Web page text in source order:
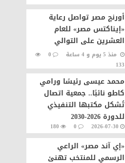
أورنچ مصر تواصل رعاية
«إيناكتس مصر» للعام
العشرين على التوالي
منذ 5 يوم و 4 ساعة
0
133
محمد عيسى رئيسًا ورامي
كاطو نائبًا.. جمعية اتصال
تُشكل مكتبها التنفيذي
للدورة 2026-2030
2026-07-30
0
180
«إي آند مصر» الراعي
الرسمي للمنتخب تهنئ